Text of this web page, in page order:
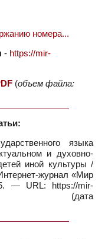
номера...
- https://mir-
(объем файла:
языка
и духовно-
иной культуры /
журнал «Мир
URL: https://mir-
(дата